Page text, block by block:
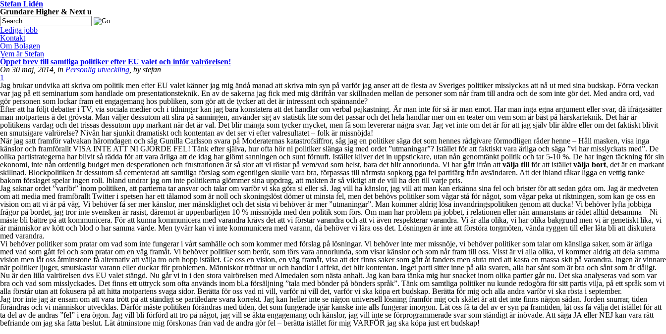
Stefan Lidén
Grundare Higher & Next u
Lediga jobb
Kontakt
Om Bolagen
Vem är Stefan
Öppet brev till samtliga politiker efter EU valet och inför valrörelsen!
On 30 maj, 2014, in Personlig utveckling , by stefan
1
Jag brukar undvika att skriva om politik men efter EU valet känner jag mig ändå manad att skriva min syn på varför jag anser att de flesta av Sveriges politiker misslyckas att nå ut med sina budskap. Förra veckan
var jag på ett seminarium som handlade om presentationsteknik. En av de sakerna jag fick med mig därifrån var skillnaden mellan de personer som når fram till andra och de som inte gör det. Med andra ord, vad
gör personen som lockar fram ett engagemang hos publiken, som gör att de tycker att det är intressant och spännande?
Efter att ha följt debatter i TV, via sociala medier och i tidningar kan jag bara konstatera att det handlar om verbal pajkastning. Är man inte för så är man emot. Har man inga egna argument eller svar, då ifrågasätter
man motpartens å det grövsta. Man väljer dessutom att slira på sanningen, använder sig av statistik lite som det passar och det hela handlar mer om en teater om vem som är bäst på härskarteknik. Det här är
politikens vardag och det trissas dessutom upp markant när det är val. Det blir många som tycker mycket, men få som levererar några svar. Jag vet inte om det är för att jag själv blir äldre eller om det faktiskt blivit
en smutsigare valrörelse? Nivån har sjunkit dramatiskt och kontentan av det ser vi efter valresultatet – folk är missnöjda!
När jag satt framför valvakan häromdagen och såg Gunilla Carlsson svara på Moderaternas katastrofsiffror, såg jag en politiker säga det som hennes rådgivare förmodligen råder henne – Håll masken, visa inga
känslor och framförallt VISA INTE ATT NI GJORDE FEL! Tänk efter själva, hur ofta hör ni politiker slänga sig med ordet ”utmaningar”? Istället för att faktiskt vara ärliga och säga ”vi har misslyckats med”. De
olika partistrategerna har blivit så rädda för att vara ärliga att de idag har glömt sanningen och sunt förnuft. Istället kliver det in uppstickare, utan nån genomtänkt politik och tar 5-10 %. De har ingen täckning för sin
ekonomi, inte nån ordentlig budget men desperationen och frustrationen är så stor att vi röstar på vem/vad som helst, bara det blir annorlunda. Vi har gått ifrån att välja till för att istället välja bort, det är en markant
skillnad. Blockpolitiken är dessutom så cementerad att samtliga förslag som egentligen skulle vara bra, förpassas till närmsta sopkorg pga fel partifärg från avsändaren. Att det ibland råkar ligga en vettig tanke
bakom förslaget spelar ingen roll. Ibland undrar jag om inte politikerna glömmer sina uppdrag, att makten är så viktigt att de vill ha den till varje pris.
Jag saknar ordet ”varför” inom politiken, att partierna tar ansvar och talar om varför vi ska göra si eller så. Jag vill ha känslor, jag vill att man kan erkänna sina fel och brister för att sedan göra om. Jag är medveten
om att media med framförallt Twitter i spetsen har ett tålamod som är noll och skoningslöst dömer ut minsta fel, men det behövs politiker som vågar stå för något, som vågar peka ut riktningen, som kan ge oss en
vision om att vi är på väg. Vi behöver få ser mer känslor, mer mänsklighet och det sista vi behöver är mer ”utmaningar”. Man kommer aldrig lösa invandringspolitiken genom att ducka! Vi behöver lyfta jobbiga
frågor på bordet, jag tror inte svensken är rasist, däremot är uppenbarligen 10 % missnöjda med den politik som förs. Om man har problem på jobbet, i relationen eller nån annanstans är rådet alltid detsamma – Ni
måste bli bättre på att kommunicera. För att kunna kommunicera med varandra krävs det att vi förstår varandra och att vi även respekterar varandra. Vi är alla olika, vi har olika bakgrund men vi är genetiskt lika, vi
är människor av kött och blod o har samma värde. Men tyvärr kan vi inte kommunicera med varann, då behöver vi lära oss det. Lösningen är inte att förstöra torgmöten, vända ryggen till eller låta bli att diskutera
med varandra.
Vi behöver politiker som pratar om vad som inte fungerar i vårt samhälle och som kommer med förslag på lösningar. Vi behöver inte mer missnöje, vi behöver politiker som talar om känsliga saker, som är ärliga
med vad som gått fel och som pratar om en väg framåt. Vi behöver politiker som berör, som törs vara annorlunda, som visar känslor och som når fram till oss. Visst är vi alla olika, vi kommer aldrig att dela samma
vision men låt oss åtminstone få alternativ att välja tro och hopp istället. Ge oss en vision, en väg framåt, visa att det finns saker som gått åt fanders men sluta med att kasta en massa skit på varandra. Ingen är vinnare
när politiker ljuger, smutskastar varann eller duckar för problemen. Människor tröttnar ur och handlar i affekt, det blir kontentan. Inget parti sitter inne på alla svaren, alla har sånt som är bra och sånt som är dåligt.
Nu är den lilla valrörelsen dvs EU valet stängd. Nu går vi in i den stora valrörelsen med Almedalen som nästa anhalt. Jag kan bara tänka mig hur snacket inom olika partier går nu. Det ska analyseras vad som var
bra och vad som misslyckades. Det finns ett uttryck som ofta används inom bl.a försäljning ”tala med bönder på bönders språk”. Tänk om samtliga politiker nu kunde redogöra för sitt partis vilja, på ett språk som vi
alla förstår utan att fokusera på att hitta motpartens svaga sidor. Berätta för oss vad ni vill, varför ni vill det, varför vi ska köpa ert budskap. Berätta för mig och alla andra varför vi ska rösta i september.
Jag tror inte jag är ensam om att vara trött på att ständigt se partiledare svara korrekt. Jag kan heller inte se någon universell lösning framför mig och skälet är att det inte finns någon sådan. Jorden snurrar, tiden
förändras och vi människor utvecklas. Därför måste politiken förändras med tiden, det som fungerade igår kanske inte alls fungerar imorgon. Låt oss få ta del av er syn på framtiden, låt oss få välja det istället för att
ta del av de andras ”fel” i era ögon. Jag vill bli förförd att tro på något, jag vill se äkta engagemang och känslor, jag vill inte se förprogrammerade svar som ständigt är inövade. Att säga JA eller NEJ kan vara rätt
befriande om jag ska fatta beslut. Låt åtminstone mig förskonas från vad de andra gör fel – berätta istället för mig VARFÖR jag ska köpa just ert budskap!